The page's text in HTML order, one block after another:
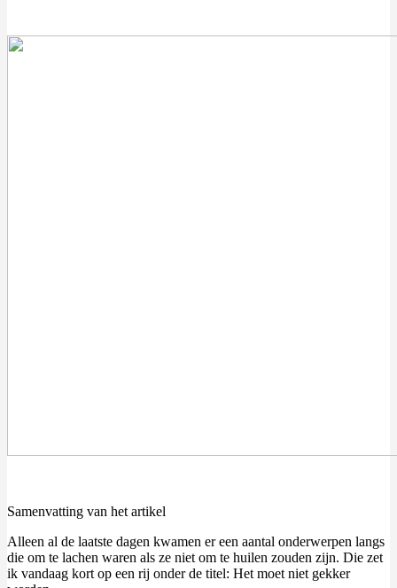
Samenvatting van het artikel
Alleen al de laatste dagen kwamen er een aantal onderwerpen langs
die om te lachen waren als ze niet om te huilen zouden zijn. Die zet
ik vandaag kort op een rij onder de titel: Het moet niet gekker